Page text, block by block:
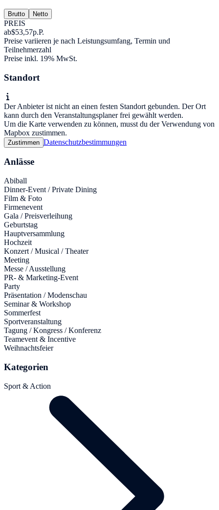
Brutto Netto
PREIS
ab$53,57p.P.
Preise variieren je nach Leistungsumfang, Termin und
Teilnehmerzahl
Preise inkl. 19% MwSt.
Standort
Der Anbieter ist nicht an einen festen Standort gebunden. Der Ort
kann durch den Veranstaltungsplaner frei gewählt werden.
Um die Karte verwenden zu können, musst du der Verwendung von
Mapbox zustimmen.
Zustimmen Datenschutzbestimmungen
Anlässe
Abiball
Dinner-Event / Private Dining
Film & Foto
Firmenevent
Gala / Preisverleihung
Geburtstag
Hauptversammlung
Hochzeit
Konzert / Musical / Theater
Meeting
Messe / Ausstellung
PR- & Marketing-Event
Party
Präsentation / Modenschau
Seminar & Workshop
Sommerfest
Sportveranstaltung
Tagung / Kongress / Konferenz
Teamevent & Incentive
Weihnachtsfeier
Kategorien
Sport & Action